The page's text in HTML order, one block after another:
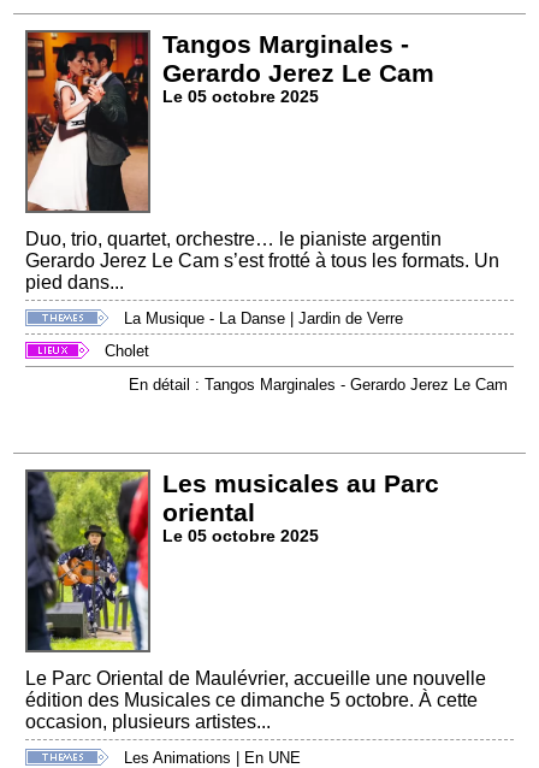
Tangos Marginales -
Gerardo Jerez Le Cam
Le 05 octobre 2025
Duo, trio, quartet, orchestre… le pianiste argentin
Gerardo Jerez Le Cam s’est frotté à tous les formats. Un
pied dans...
La Musique - La Danse |Jardin de Verre
Cholet
En détail : Tangos Marginales - Gerardo Jerez Le Cam
Les musicales au Parc
oriental
Le 05 octobre 2025
Le Parc Oriental de Maulévrier, accueille une nouvelle
édition des Musicales ce dimanche 5 octobre. À cette
occasion, plusieurs artistes...
Les Animations | En UNE